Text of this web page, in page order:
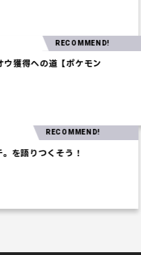
オウ獲得への道【ポケモン
RECOMMEND!
語りつくそう！
RECOMMEND!